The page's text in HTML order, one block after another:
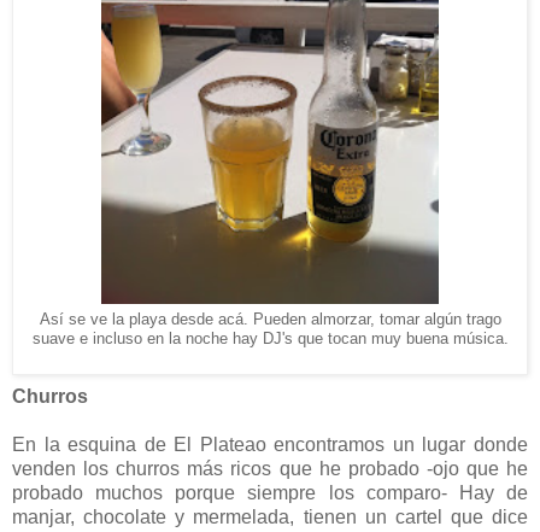
Así se ve la playa desde acá. Pueden almorzar, tomar algún trago
suave e incluso en la noche hay DJ's que tocan muy buena música.
Churros
En la esquina de El Plateao encontramos un lugar donde
venden los churros más ricos que he probado -ojo que he
probado muchos porque siempre los comparo- Hay de
manjar, chocolate y mermelada, tienen un cartel que dice